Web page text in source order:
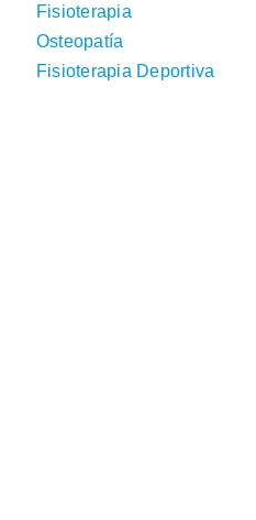
Fisioterapia
Osteopatía
Fisioterapia Deportiva